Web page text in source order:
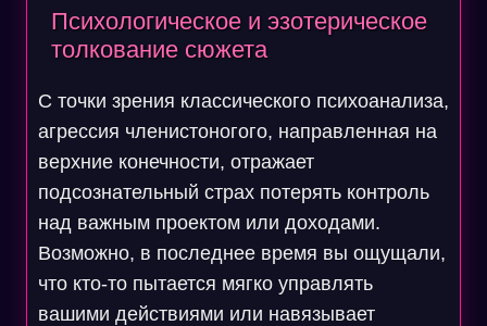
Психологическое и эзотерическое
толкование сюжета
С точки зрения классического психоанализа,
агрессия членистоногого, направленная на
верхние конечности, отражает
подсознательный страх потерять контроль
над важным проектом или доходами.
Возможно, в последнее время вы ощущали,
что кто-то пытается мягко управлять
вашими действиями или навязывает